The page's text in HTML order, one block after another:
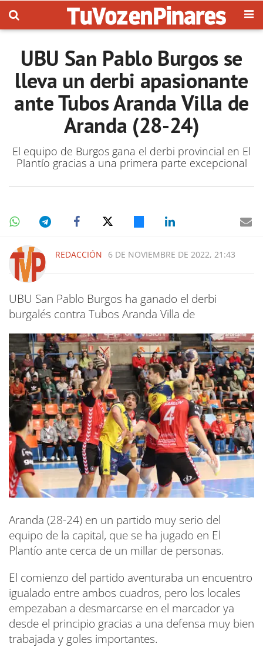
UBU San Pablo Burgos se
lleva un derbi apasionante
ante Tubos Aranda Villa de
Aranda (28-24)
El equipo de Burgos gana el derbi provincial en El
Plantío gracias a una primera parte excepcional
REDACCIÓN 6 DE NOVIEMBRE DE 2022, 21:43
UBU San Pablo Burgos ha ganado el derbi
burgalés contra Tubos Aranda Villa de
Aranda (28-24) en un partido muy serio del
equipo de la capital, que se ha jugado en El
Plantío ante cerca de un millar de personas.
El comienzo del partido aventuraba un encuentro
igualado entre ambos cuadros, pero los locales
empezaban a desmarcarse en el marcador ya
desde el principio gracias a una defensa muy bien
trabajada y goles importantes.